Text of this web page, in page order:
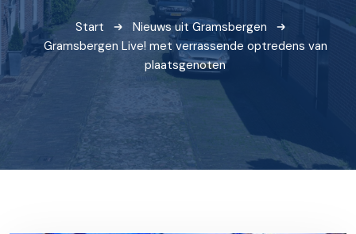
Start
Nieuws uit Gramsbergen
Gramsbergen Live! met verrassende optredens van
plaatsgenoten